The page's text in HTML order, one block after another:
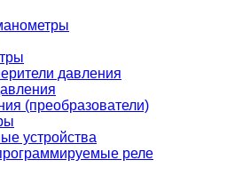
давления
(преобразователи)
устройства
реле